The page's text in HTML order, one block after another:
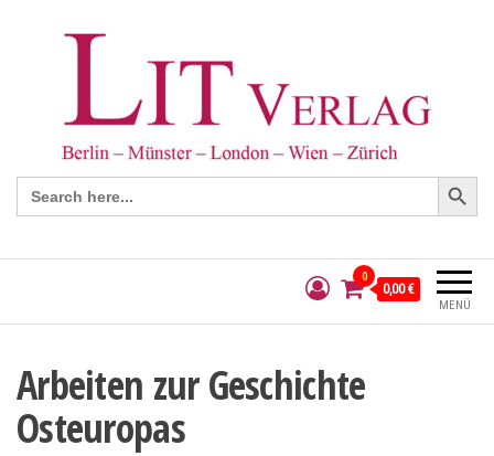
Search
for:
Search Button
MENÜ
0
0,00 €
Arbeiten zur Geschichte
Osteuropas